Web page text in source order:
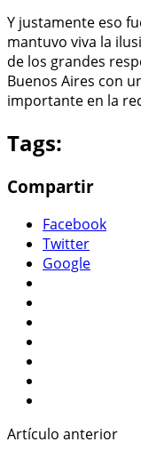
Y justamente eso
mantuvo viva la
de los grandes
Buenos Aires con
importante en la
Tags:
Compartir
Facebook
Twitter
Google
Artículo anterior